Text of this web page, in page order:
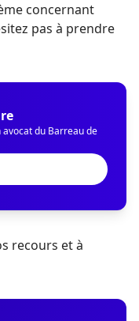
concernant
pas à prendre
avocat du Barreau de
recours et à